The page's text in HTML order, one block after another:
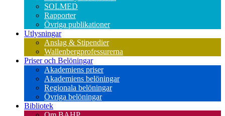
SOLMED
Rapporter
Övriga publikationer
Utlysningar
Anslag & Stipendier
Wallenbergprofessurerna
Priser och Belöningar
Akademiens priser
Akademiens belöningar
Regionala belöningar
Övriga belöningar
Bibliotek